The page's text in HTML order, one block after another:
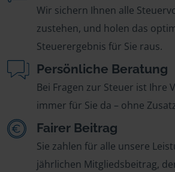
Wir sichern Ihnen alle
zustehen, und holen das
Steuerergebnis für Sie raus.
Persönliche Beratung
Bei Fragen zur Steuer ist Ihre
immer für Sie da – ohne
Fairer Beitrag
Sie zahlen für alle unsere
jährlichen Mitgliedsbeitrag,